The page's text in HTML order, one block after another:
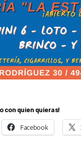
con quien quieras!
Facebook